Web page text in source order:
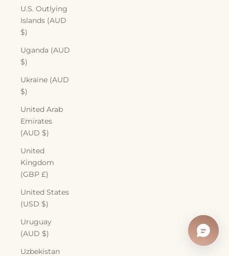
U.S. Outlying
Islands (AUD
$)
Uganda (AUD
$)
Ukraine (AUD
$)
United Arab
Emirates
(AUD $)
United
Kingdom
(GBP £)
United States
(USD $)
Uruguay
(AUD $)
Uzbekistan